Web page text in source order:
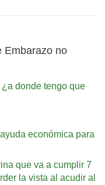
Embarazo no
donde tengo que
económica para
que va a cumplir 7
la vista al acudir al